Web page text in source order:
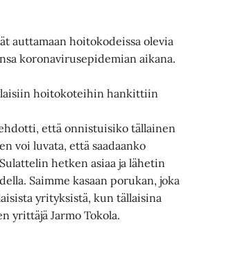
auttamaan hoitokodeissa olevia
koronavirusepidemian aikana.
hoitokoteihin hankittiin
että onnistuisiko tällainen
voi luvata, että saadaanko
hetken asiaa ja lähetin
Saimme kasaan porukan, joka
yrityksistä, kun tällaisina
yrittäjä Jarmo Tokola.